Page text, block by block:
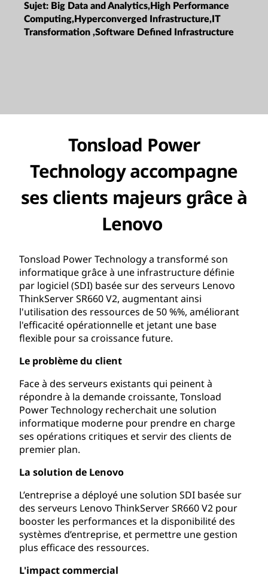
Sujet: Big Data and Analytics,High Performance
Computing,Hyperconverged Infrastructure,IT
Transformation ,Software Defined Infrastructure
Tonsload Power
Technology accompagne
ses clients majeurs grâce à
Lenovo
Tonsload Power Technology a transformé son
informatique grâce à une infrastructure définie
par logiciel (SDI) basée sur des serveurs Lenovo
ThinkServer SR660 V2, augmentant ainsi
l'utilisation des ressources de 50 %%, améliorant
l'efficacité opérationnelle et jetant une base
flexible pour sa croissance future.
Le problème du client
Face à des serveurs existants qui peinent à
répondre à la demande croissante, Tonsload
Power Technology recherchait une solution
informatique moderne pour prendre en charge
ses opérations critiques et servir des clients de
premier plan.
La solution de Lenovo
L’entreprise a déployé une solution SDI basée sur
des serveurs Lenovo ThinkServer SR660 V2 pour
booster les performances et la disponibilité des
systèmes d’entreprise, et permettre une gestion
plus efficace des ressources.
L'impact commercial